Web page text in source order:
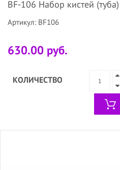
BF-106 Набор кистей (туба)
Артикул: BF106
630.00 руб.
КОЛИЧЕСТВО